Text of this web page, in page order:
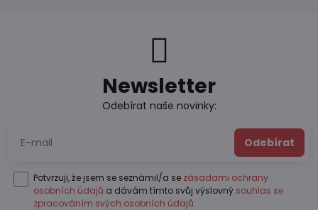
Newsletter
Odebírat naše novinky:
Odebírat
Potvrzuji, že jsem se seznámil/a se zásadami ochrany
osobních údajů a dávám tímto svůj výslovný souhlas se
zpracováním svých osobních údajů.